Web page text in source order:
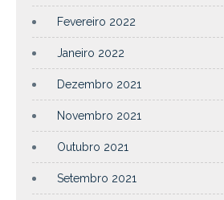
Fevereiro 2022
Janeiro 2022
Dezembro 2021
Novembro 2021
Outubro 2021
Setembro 2021